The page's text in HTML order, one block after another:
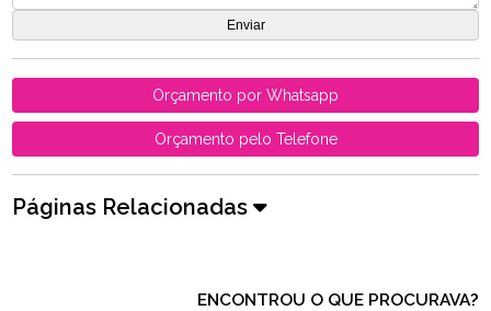
Orçamento por Whatsapp
Orçamento pelo Telefone
Páginas Relacionadas
ENCONTROU O QUE PROCURAVA?